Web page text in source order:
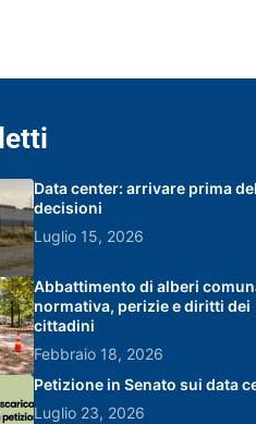
Data center: arrivare prima
decisioni
Luglio 15, 2026
Abbattimento di alberi
normativa, perizie e diritti dei
cittadini
Febbraio 18, 2026
Petizione in Senato sui data
Luglio 23, 2026